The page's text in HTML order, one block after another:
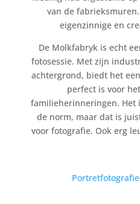
van de
eigenzinnige en
De Molkfabryk is echt
fotosessie. Met zijn
achtergrond, biedt het
perfect is voor
familieherinneringen. Het
de norm, maar dat is
voor fotografie. Ook erg
Portretfotografie